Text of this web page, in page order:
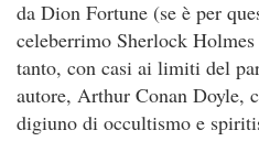
da Dion Fortune (se è per
celeberrimo Sherlock
tanto, con casi ai limiti del
autore, Arthur Conan Doyle,
digiuno di occultismo e